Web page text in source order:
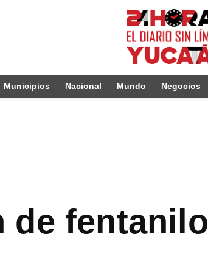
Municipios Nacional Mundo Negocios
de fentanilo